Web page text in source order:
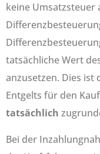
keine Umsatzsteuer
tatsächliche Wert
anzusetzen. Dies ist
Entgelts für den
tatsächlich
Bei der